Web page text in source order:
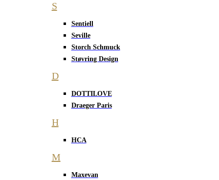
S
Sentiell
Seville
Storch Schmuck
Støvring Design
D
DOTTILOVE
Draeger Paris
H
HCA
M
Maxevan